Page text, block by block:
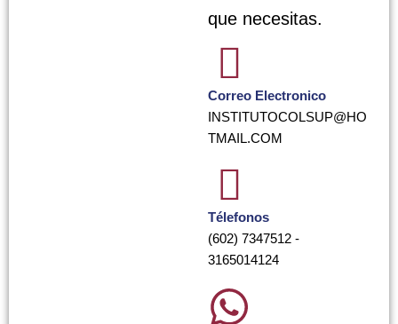
que necesitas.
Correo Electronico
INSTITUTOCOLSUP@HO
TMAIL.COM
Télefonos
(602) 7347512 -
3165014124